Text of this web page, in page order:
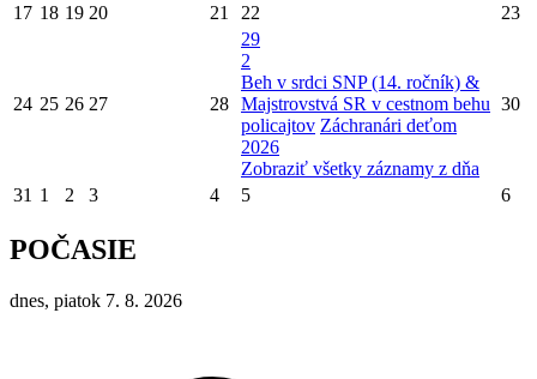
17 18 19 20 21 22 23
24 25 26 27 28
29
2
Beh v srdci SNP (14. ročník) &
Majstrovstvá SR v cestnom behu
policajtov Záchranári deťom
2026
Zobraziť všetky záznamy z dňa
30
31 1 2 3 4 5 6
POČASIE
dnes, piatok 7. 8. 2026